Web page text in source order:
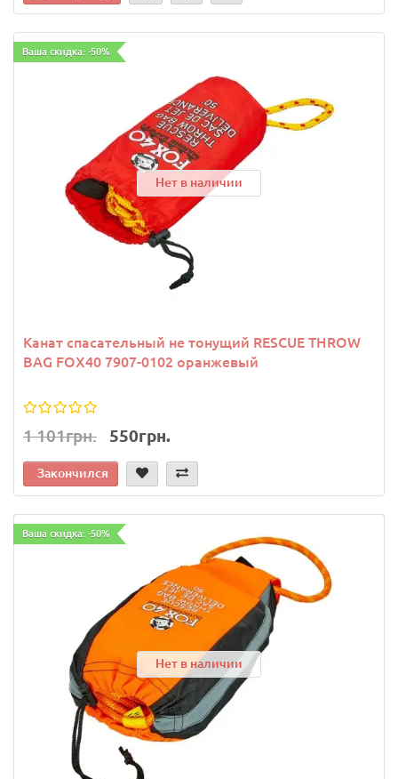
Ваша скидка: -50%
Нет в наличии
Канат спасательный не тонущий RESCUE THROW
BAG FOX40 7907-0102 оранжевый
1 101грн. 550грн.
Закончился
Ваша скидка: -50%
Нет в наличии